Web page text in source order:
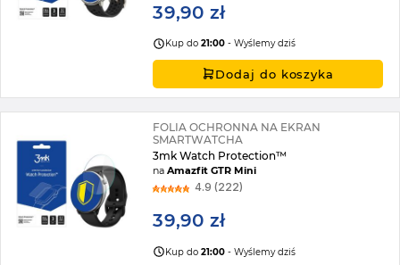
39,90 zł
Kup do21:00 - Wyślemy dziś
Dodaj do koszyka
FOLIA OCHRONNA NA EKRAN
SMARTWATCHA
3mk Watch Protection™
naAmazfit GTR Mini
4.9 (222)
39,90 zł
Kup do21:00 - Wyślemy dziś